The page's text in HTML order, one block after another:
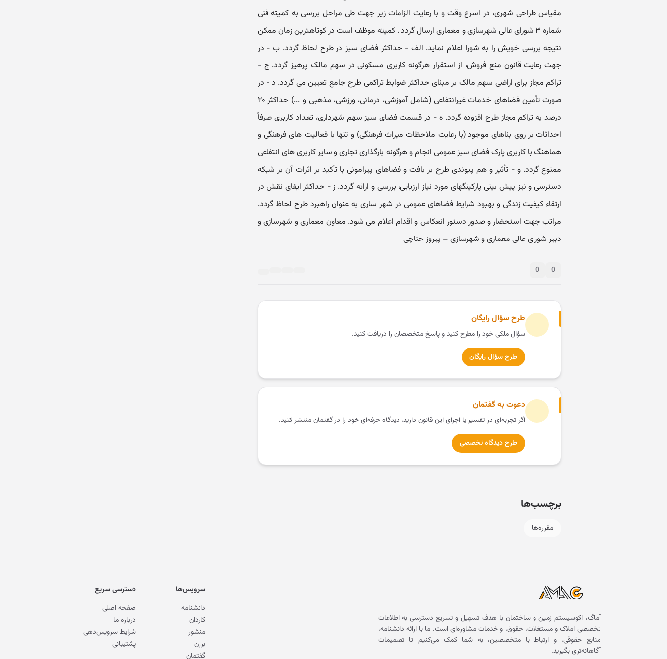
مقیاس طراحی شهری، در اسرع وقت و با رعایت الزامات زیر جهت طی مراحل بررسی به کمیته فنی
شماره ۳ شورای عالی شهرسازی و معماری ارسال گردد . کمیته موظف است در کوتاهترین زمان ممکن
نتیجه بررسی خویش را به شورا اعلام نماید. الف - حداکثر فضای سبز در طرح لحاظ گردد. ب - در
جهت رعایت قانون منع فروش، از استقرار هرگونه کاربری مسکونی در سهم مالک پرهیز گردد. ج -
تراکم مجاز برای اراضی سهم مالک بر مبنای حداکثر ضوابط تراکمی طرح جامع تعیین می گردد. د - در
صورت تأمین فضاهای خدمات غیرانتفاعی (شامل آموزشی، درمانی، ورزشی، مذهبی و ...) حداکثر ۲۰
درصد به تراکم مجاز طرح افزوده گردد. ه - در قسمت فضای سبز سهم شهرداری، تعداد کاربری صرفاً
احداثات بر روی بناهای موجود (با رعایت ملاحظات میراث فرهنگی) و تنها با فعالیت های فرهنگی و
هماهنگ با کاربری پارک فضای سبز عمومی انجام و هرگونه بارگذاری تجاری و سایر کاربری های انتفاعی
ممنوع گردد. و - تأثیر و هم پیوندی طرح بر بافت و فضاهای پیرامونی با تأکید بر اثرات آن بر شبکه
دسترسی و نیز پیش بینی پارکینگهای مورد نیاز ارزیابی، بررسی و ارائه گردد. ز - حداکثر ایفای نقش در
ارتقاء کیفیت زندگی و بهبود شرایط فضاهای عمومی در شهر ساری به عنوان راهبرد طرح لحاظ گردد.
مراتب جهت استحضار و صدور دستور انعکاس و اقدام اعلام می شود. معاون معماری و شهرسازی و
دبیر شورای عالی معماری و شهرسازی – پیروز حناچی
0
0
طرح سؤال رایگان
سؤال ملکی خود را مطرح کنید و پاسخ متخصصان را دریافت کنید.
طرح سؤال رایگان
دعوت به گفتمان
اگر تجربه‌ای در تفسیر یا اجرای این قانون دارید، دیدگاه حرفه‌ای خود را در گفتمان منتشر کنید.
طرح دیدگاه تخصصی
برچسب‌ها
مقرره‌ها
آماگ، اکوسیستم زمین و ساختمان با هدف تسهیل و تسریع دسترسی به اطلاعات
تخصصی املاک و مستغلات، حقوق، و خدمات مشاوره‌ای است. ما با ارائه دانشنامه،
منابع حقوقی، و ارتباط با متخصصین، به شما کمک می‌کنیم تا تصمیمات
آگاهانه‌تری بگیرید.
سرویس‌ها
دانشنامه
کاردان
منشور
برزن
گفتمان
دسترسی سریع
صفحه اصلی
درباره ما
شرایط سرویس‌دهی
پشتیبانی